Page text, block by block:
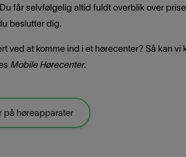
får selvfølgelig altid fuldt overblik over
beslutter dig.
ved at komme ind i et hørecenter? Så kan vi
Mobile Hørecenter.
på høreapparater